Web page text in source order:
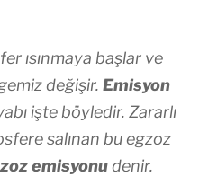
ısınmaya başlar ve
değişir. Emisyon
işte böyledir. Zararlı
salınan bu egzoz
emisyonudenir.